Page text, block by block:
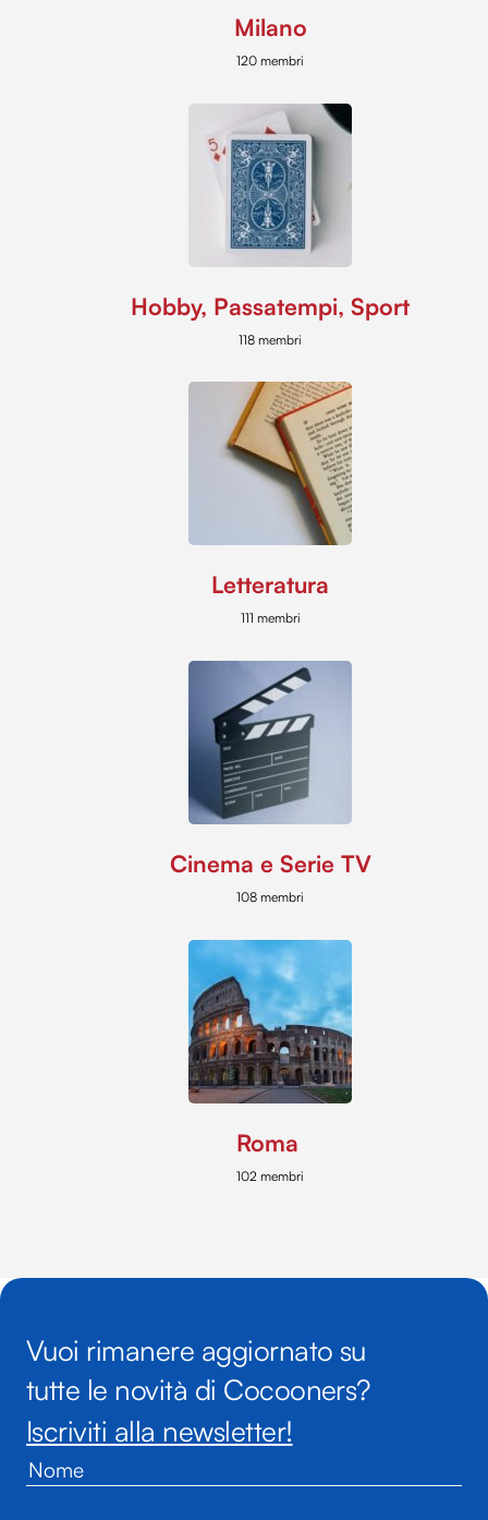
Milano
120 membri
Hobby, Passatempi, Sport
118 membri
Letteratura
111 membri
Cinema e Serie TV
108 membri
Roma
102 membri
Vuoi rimanere aggiornato su
tutte le novità di Cocooners?
Iscriviti alla newsletter!